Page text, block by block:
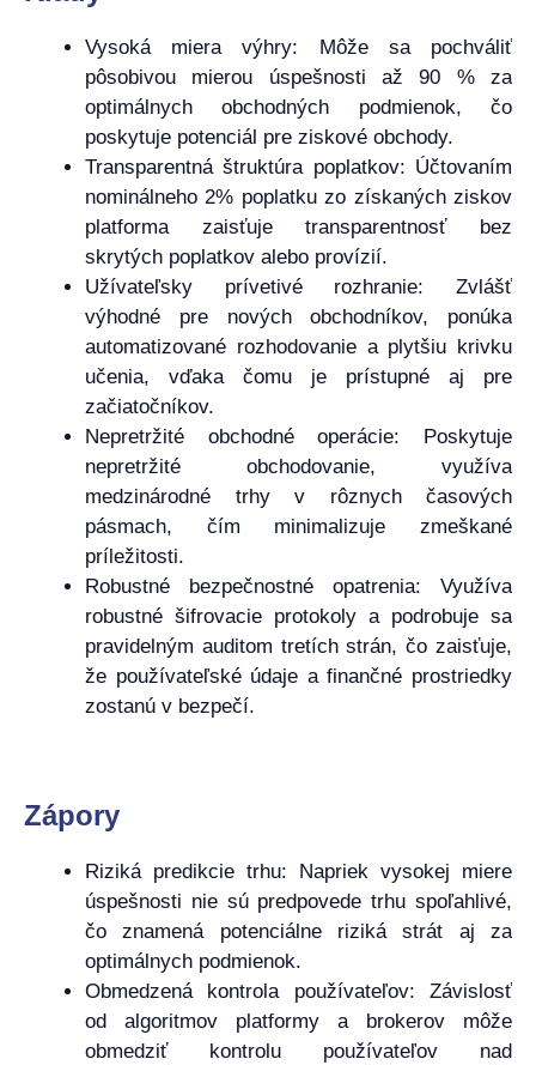
Vysoká miera výhry: Môže sa pochváliť
pôsobivou mierou úspešnosti až 90 % za
optimálnych obchodných podmienok, čo
poskytuje potenciál pre ziskové obchody.
Transparentná štruktúra poplatkov: Účtovaním
nominálneho 2% poplatku zo získaných ziskov
platforma zaisťuje transparentnosť bez
skrytých poplatkov alebo provízií.
Užívateľsky prívetivé rozhranie: Zvlášť
výhodné pre nových obchodníkov, ponúka
automatizované rozhodovanie a plytšiu krivku
učenia, vďaka čomu je prístupné aj pre
začiatočníkov.
Nepretržité obchodné operácie: Poskytuje
nepretržité obchodovanie, využíva
medzinárodné trhy v rôznych časových
pásmach, čím minimalizuje zmeškané
príležitosti.
Robustné bezpečnostné opatrenia: Využíva
robustné šifrovacie protokoly a podrobuje sa
pravidelným auditom tretích strán, čo zaisťuje,
že používateľské údaje a finančné prostriedky
zostanú v bezpečí.
Zápory
Riziká predikcie trhu: Napriek vysokej miere
úspešnosti nie sú predpovede trhu spoľahlivé,
čo znamená potenciálne riziká strát aj za
optimálnych podmienok.
Obmedzená kontrola používateľov: Závislosť
od algoritmov platformy a brokerov môže
obmedziť kontrolu používateľov nad